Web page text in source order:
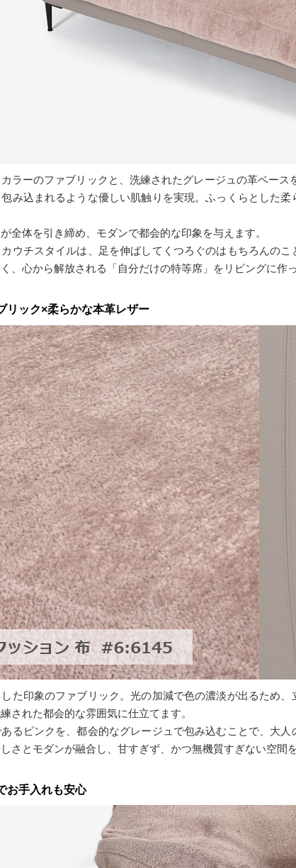
ラーのファブリックと、洗練されたグレージュの革ベー
み込まれるような優しい肌触りを実現。ふっくらとした
全体を引き締め、モダンで都会的な印象を与えます。
ウチスタイルは、足を伸ばしてくつろぐのはもちろんの
、心から解放される「自分だけの特等席」をリビングに作
リック×柔らかな本革レザー
た印象のファブリック。光の加減で色の濃淡が出るため
された都会的な雰囲気に仕立てます。
るピンクを、都会的なグレージュで包み込むことで、大
さとモダンが融合し、甘すぎず、かつ無機質すぎない空間
お手入れも安心